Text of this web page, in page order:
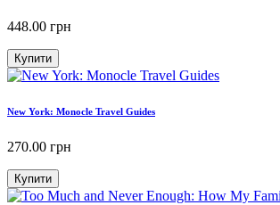
448.00 грн
Купити
New York: Monocle Travel Guides
270.00 грн
Купити